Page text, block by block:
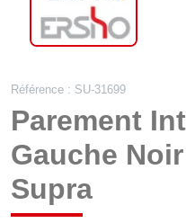
Référence : SU-31699
Parement
Gauche
Supra